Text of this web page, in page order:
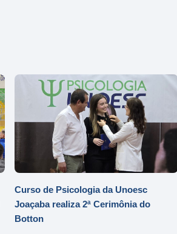
Curso de Psicologia da Unoesc
Joaçaba realiza 2ª Cerimônia do
Botton